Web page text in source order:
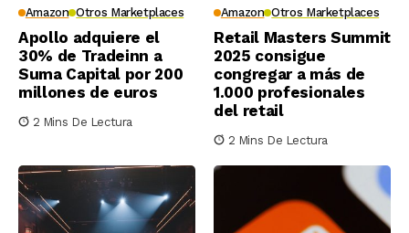
Amazon Otros Marketplaces
Apollo adquiere el
30% de Tradeinn a
Suma Capital por 200
millones de euros
2 Mins De Lectura
Amazon Otros Marketplaces
Retail Masters Summit
2025 consigue
congregar a más de
1.000 profesionales
del retail
2 Mins De Lectura